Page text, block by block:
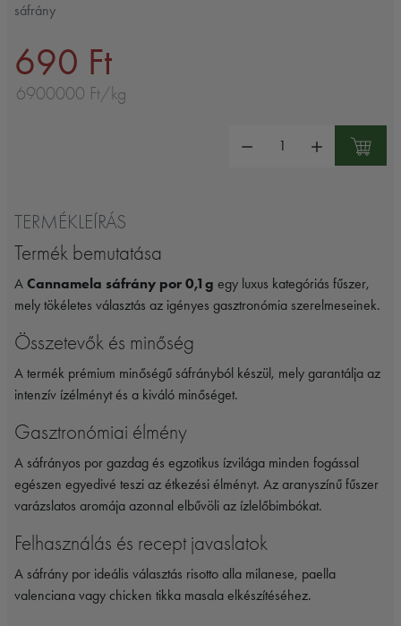
sáfrány
690 Ft
6900000 Ft/kg
TERMÉKLEÍRÁS
Termék bemutatása
A Cannamela sáfrány por 0,1g egy luxus kategóriás fűszer,
mely tökéletes választás az igényes gasztronómia szerelmeseinek.
Összetevők és minőség
A termék prémium minőségű sáfrányból készül, mely garantálja az
intenzív ízélményt és a kiváló minőséget.
Gasztronómiai élmény
A sáfrányos por gazdag és egzotikus ízvilága minden fogással
egészen egyedivé teszi az étkezési élményt. Az aranyszínű fűszer
varázslatos aromája azonnal elbűvöli az ízlelőbimbókat.
Felhasználás és recept javaslatok
A sáfrány por ideális választás risotto alla milanese, paella
valenciana vagy chicken tikka masala elkészítéséhez.